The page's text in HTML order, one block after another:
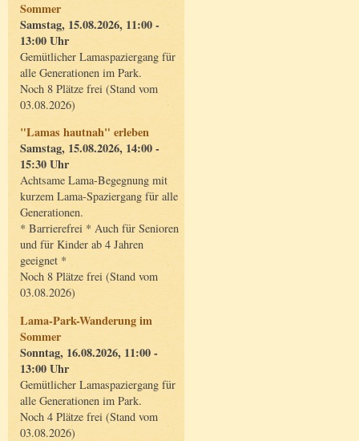
Sommer
Samstag, 15.08.2026, 11:00 -
13:00 Uhr
Gemütlicher Lamaspaziergang für
alle Generationen im Park.
Noch 8 Plätze frei (Stand vom
03.08.2026)
"Lamas hautnah" erleben
Samstag, 15.08.2026, 14:00 -
15:30 Uhr
Achtsame Lama-Begegnung mit
kurzem Lama-Spaziergang für alle
Generationen.
* Barrierefrei * Auch für Senioren
und für Kinder ab 4 Jahren
geeignet *
Noch 8 Plätze frei (Stand vom
03.08.2026)
Lama-Park-Wanderung im
Sommer
Sonntag, 16.08.2026, 11:00 -
13:00 Uhr
Gemütlicher Lamaspaziergang für
alle Generationen im Park.
Noch 4 Plätze frei (Stand vom
03.08.2026)